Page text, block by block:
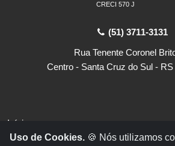
CRECI 570 J
(51) 3711-3131
Rua Tenente Coronel
Centro - Santa Cruz do Sul -
Início
Empresa
Uso de Cookies. 🍪 Nós utilizamos